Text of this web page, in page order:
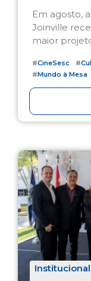
Em agosto,
Joinville
maior
#CineSesc #
#Mundo à Mesa
Institucional